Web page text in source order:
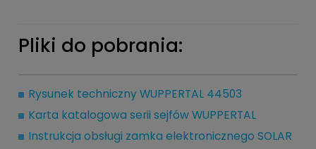
Pliki do pobrania:
Rysunek techniczny WUPPERTAL 44503
Karta katalogowa serii sejfów WUPPERTAL
Instrukcja obsługi zamka elektronicznego SOLAR